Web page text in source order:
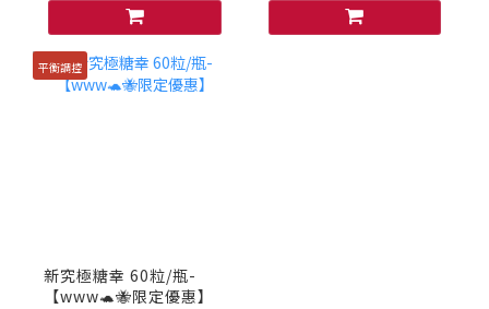
平衡調控
新究極糖幸 60粒/瓶-
【www🐢🐝限定優惠】